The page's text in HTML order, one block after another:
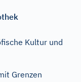
Kultur und
Grenzen